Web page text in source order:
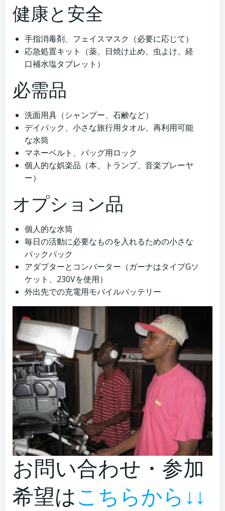
健康と安全
手指消毒剤、フェイスマスク（必要に応じて）
応急処置キット（薬、日焼け止め、虫よけ、経
口補水塩タブレット）
必需品
洗面用具（シャンプー、石鹸など）
デイパック、小さな旅行用タオル、再利用可能
な水筒
マネーベルト、バッグ用ロック
個人的な娯楽品（本、トランプ、音楽プレーヤ
ー）
オプション品
個人的な水筒
毎日の活動に必要なものを入れるための小さな
バックパック
アダプターとコンバーター（ガーナはタイプGソ
ケット、230Vを使用）
外出先での充電用モバイルバッテリー
お問い合わせ・参加
希望はこちらから↓↓